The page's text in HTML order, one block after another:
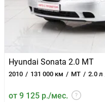
Hyundai Sonata 2.0 MT
2010 131 000 км MT 2.0 л
от 9 125 р./мес.